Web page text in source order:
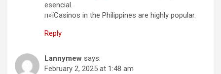
esencial.
п»їCasinos in the Philippines are highly popular.
Reply
Lannymew says:
February 2, 2025 at 1:48 am